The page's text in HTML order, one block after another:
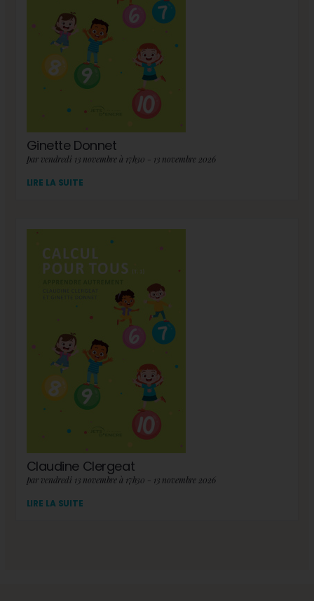
Ginette Donnet
par vendredi 13 novembre à 17h30 - 13 novembre 2026
LIRE LA SUITE
Claudine Clergeat
par vendredi 13 novembre à 17h30 - 13 novembre 2026
LIRE LA SUITE